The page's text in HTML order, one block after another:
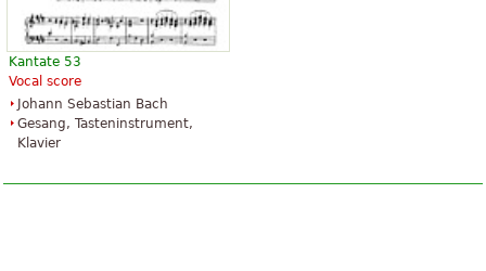
Kantate 53
Vocal score
Johann Sebastian Bach
Gesang, Tasteninstrument,
Klavier